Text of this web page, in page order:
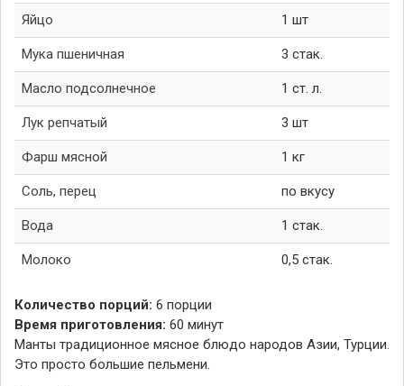
Яйцо 1 шт
Мука пшеничная 3 стак.
Масло подсолнечное 1 ст. л.
Лук репчатый 3 шт
Фарш мясной 1 кг
Соль, перец по вкусу
Вода 1 стак.
Молоко 0,5 стак.
Количество порций: 6 порции
Время приготовления: 60 минут
Манты традиционное мясное блюдо народов Азии, Турции.
Это просто большие пельмени.